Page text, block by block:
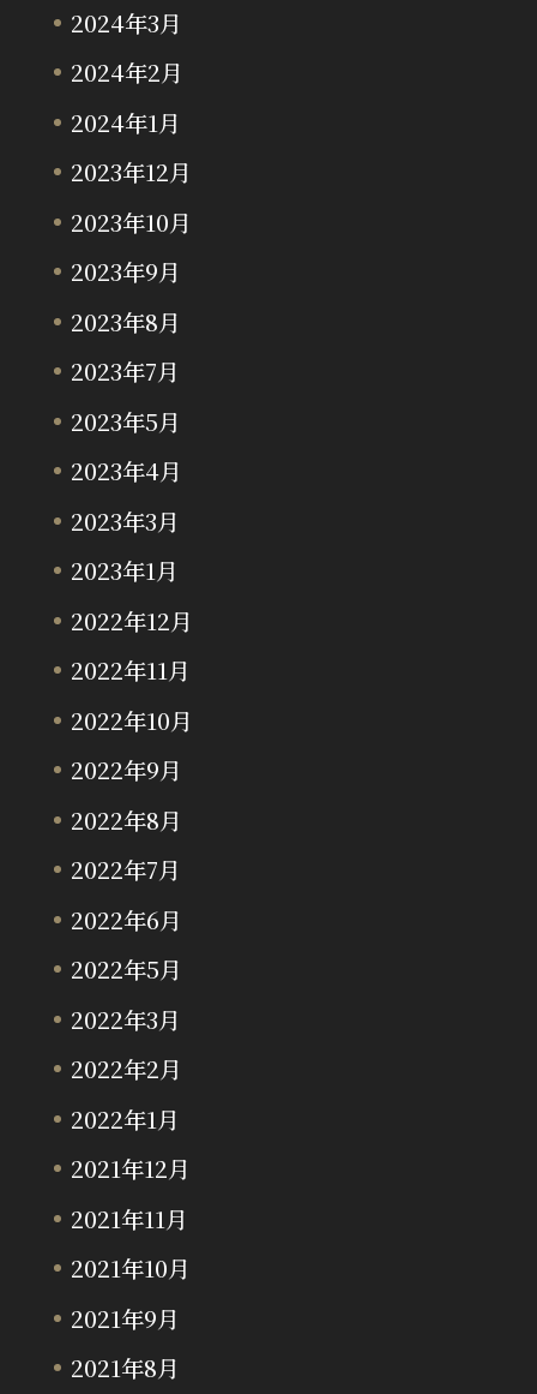
2024年3月
2024年2月
2024年1月
2023年12月
2023年10月
2023年9月
2023年8月
2023年7月
2023年5月
2023年4月
2023年3月
2023年1月
2022年12月
2022年11月
2022年10月
2022年9月
2022年8月
2022年7月
2022年6月
2022年5月
2022年3月
2022年2月
2022年1月
2021年12月
2021年11月
2021年10月
2021年9月
2021年8月